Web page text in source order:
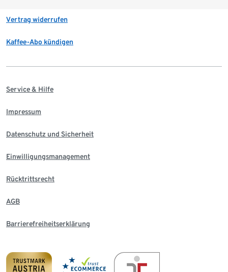
Vertrag widerrufen
Kaffee-Abo kündigen
Service & Hilfe
Impressum
Datenschutz und Sicherheit
Einwilligungsmanagement
Rücktrittsrecht
AGB
Barrierefreiheitserklärung